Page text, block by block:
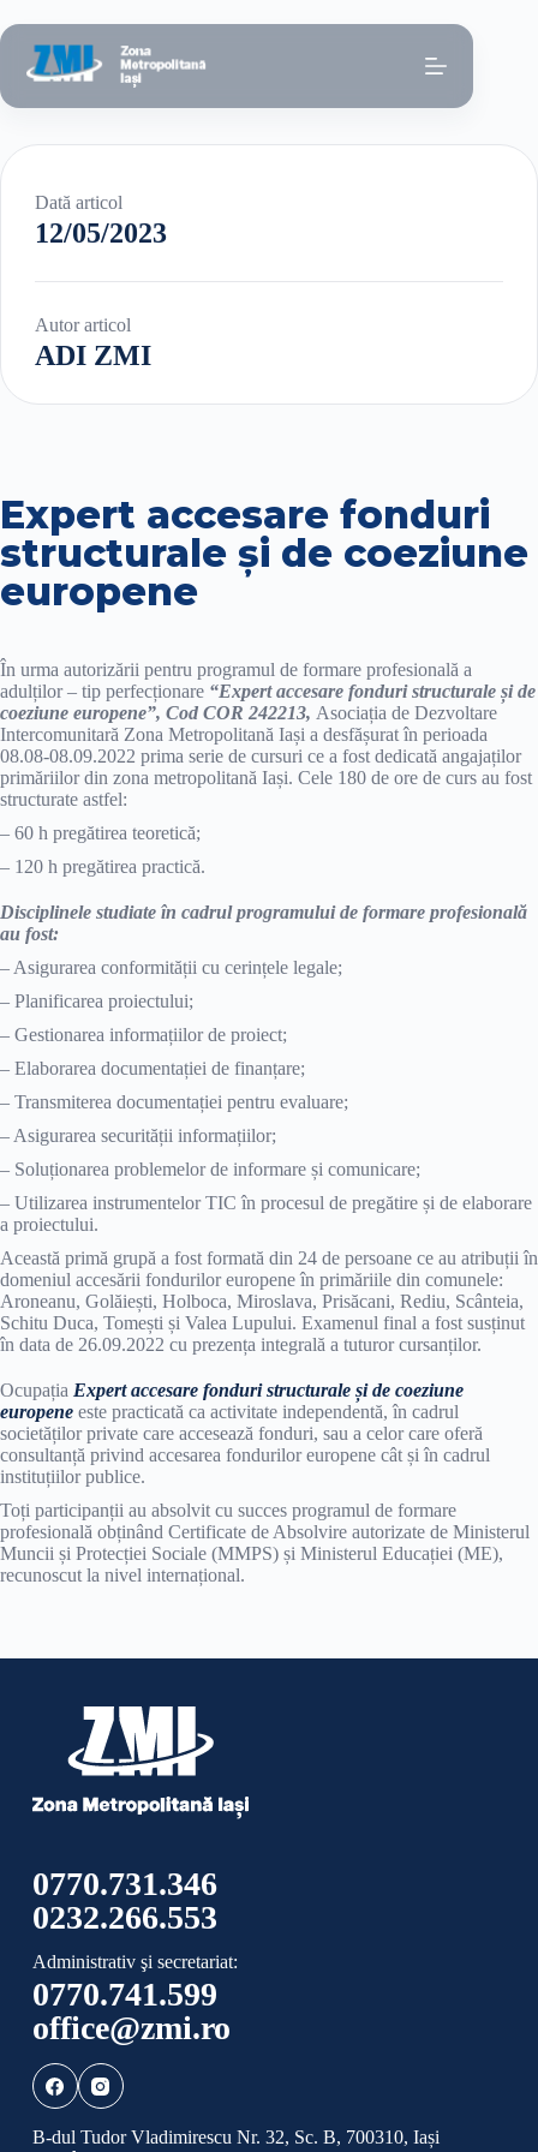
la
conținut
Dată articol
12/05/2023
Autor articol
ADI ZMI
Expert accesare fonduri
structurale și de coeziune
europene
În urma autorizării pentru programul de formare profesională a
adulților – tip perfecționare “Expert accesare fonduri structurale și de
coeziune europene”, Cod COR 242213, Asociația de Dezvoltare
Intercomunitară Zona Metropolitană Iași a desfășurat în perioada
08.08-08.09.2022 prima serie de cursuri ce a fost dedicată angajaților
primăriilor din zona metropolitană Iași. Cele 180 de ore de curs au fost
structurate astfel:
– 60 h pregătirea teoretică;
– 120 h pregătirea practică.
Disciplinele studiate în cadrul programului de formare profesională
au fost:
– Asigurarea conformității cu cerințele legale;
– Planificarea proiectului;
– Gestionarea informațiilor de proiect;
– Elaborarea documentației de finanțare;
– Transmiterea documentației pentru evaluare;
– Asigurarea securității informațiilor;
– Soluționarea problemelor de informare și comunicare;
– Utilizarea instrumentelor TIC în procesul de pregătire și de elaborare
a proiectului.
Această primă grupă a fost formată din 24 de persoane ce au atribuții în
domeniul accesării fondurilor europene în primăriile din comunele:
Aroneanu, Golăiești, Holboca, Miroslava, Prisăcani, Rediu, Scânteia,
Schitu Duca, Tomești și Valea Lupului. Examenul final a fost susținut
în data de 26.09.2022 cu prezența integrală a tuturor cursanților.
Ocupația Expert accesare fonduri structurale și de coeziune
europene este practicată ca activitate independentă, în cadrul
societăților private care accesează fonduri, sau a celor care oferă
consultanță privind accesarea fondurilor europene cât și în cadrul
instituțiilor publice.
Toți participanții au absolvit cu succes programul de formare
profesională obținând Certificate de Absolvire autorizate de Ministerul
Muncii și Protecției Sociale (MMPS) și Ministerul Educației (ME),
recunoscut la nivel internațional.
0770.731.346
0232.266.553
Administrativ şi secretariat:
0770.741.599
office@zmi.ro
B-dul Tudor Vladimirescu Nr. 32, Sc. B, 700310, Iași